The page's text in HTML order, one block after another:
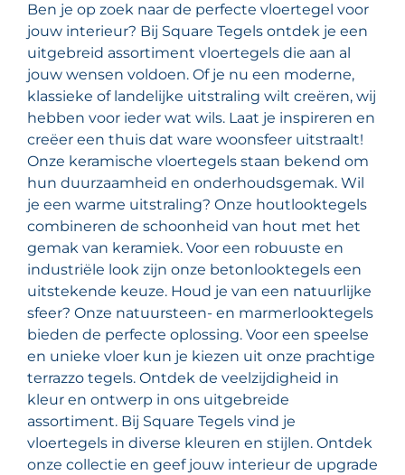
Ben je op zoek naar de perfecte vloertegel voor
jouw interieur? Bij Square Tegels ontdek je een
uitgebreid assortiment vloertegels die aan al
jouw wensen voldoen. Of je nu een moderne,
klassieke of landelijke uitstraling wilt creëren, wij
hebben voor ieder wat wils. Laat je inspireren en
creëer een thuis dat ware woonsfeer uitstraalt!
Onze keramische vloertegels staan bekend om
hun duurzaamheid en onderhoudsgemak. Wil
je een warme uitstraling? Onze houtlooktegels
combineren de schoonheid van hout met het
gemak van keramiek. Voor een robuuste en
industriële look zijn onze betonlooktegels een
uitstekende keuze. Houd je van een natuurlijke
sfeer? Onze natuursteen- en marmerlooktegels
bieden de perfecte oplossing. Voor een speelse
en unieke vloer kun je kiezen uit onze prachtige
terrazzo tegels. Ontdek de veelzijdigheid in
kleur en ontwerp in ons uitgebreide
assortiment. Bij Square Tegels vind je
vloertegels in diverse kleuren en stijlen. Ontdek
onze collectie en geef jouw interieur de upgrade